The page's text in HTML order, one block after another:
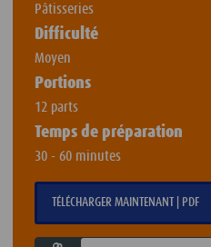
Pâtisseries
Difficulté
Moyen
Portions
12 parts
Temps de préparation
30 - 60 minutes
TÉLÉCHARGER MAINTENANT | PDF